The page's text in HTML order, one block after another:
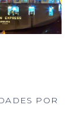
POR